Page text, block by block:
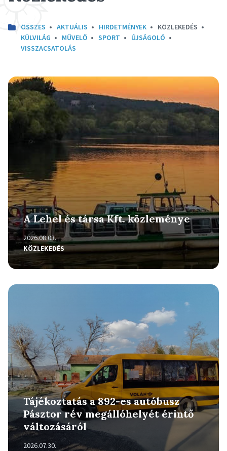
ÖSSZES AKTUÁLIS HIRDETMÉNYEK
KÖZLEKEDÉS
KÜLVILÁG
MŰVELŐ SPORT
ÚJSÁGOLÓ
VISSZACSATOLÁS
A Lehel és társa Kft. közleménye
2026.08.03.
KÖZLEKEDÉS
Részletek
Tájékoztatás a 892-es autóbusz
Pásztor rév megállóhelyét érintő
változásáról
2026.07.30.
Részletek